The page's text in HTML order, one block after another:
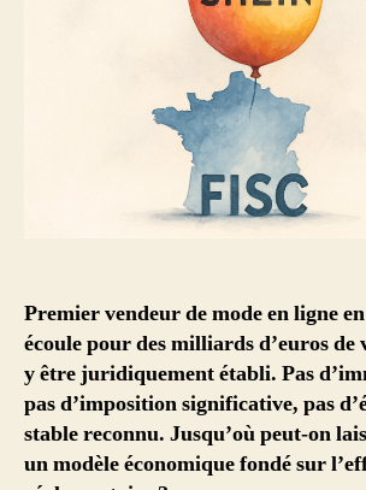
Premier vendeur de mode en ligne
écoule pour des milliards d’euros de
y être juridiquement établi. Pas
pas d’imposition significative, pas
stable reconnu. Jusqu’où peut-on
un modèle économique fondé sur